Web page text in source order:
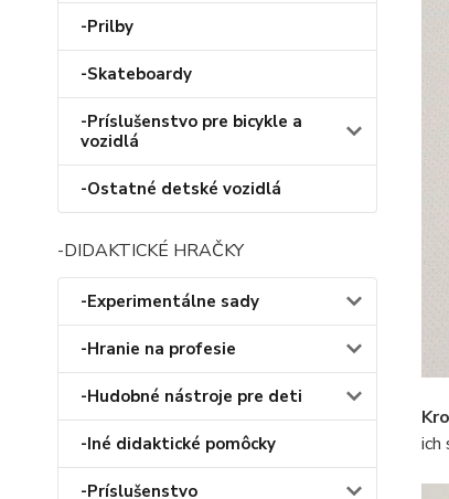
-Prilby
-Skateboardy
-Príslušenstvo pre bicykle a
vozidlá
-Ostatné detské vozidlá
-DIDAKTICKÉ HRAČKY
-Experimentálne sady
-Hranie na profesie
-Hudobné nástroje pre deti
-Iné didaktické pomôcky
-Príslušenstvo
ich